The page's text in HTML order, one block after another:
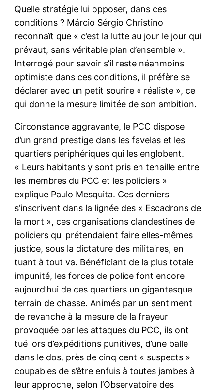
Quelle stratégie lui opposer, dans ces
conditions ? Márcio Sérgio Christino
reconnaît que « c’est la lutte au jour le jour qui
prévaut, sans véritable plan d’ensemble ».
Interrogé pour savoir s’il reste néanmoins
optimiste dans ces conditions, il préfère se
déclarer avec un petit sourire « réaliste », ce
qui donne la mesure limitée de son ambition.
Circonstance aggravante, le PCC dispose
d’un grand prestige dans les favelas et les
quartiers périphériques qui les englobent.
« Leurs habitants y sont pris en tenaille entre
les membres du PCC et les policiers »
explique Paulo Mesquita. Ces derniers
s’inscrivent dans la lignée des « Escadrons de
la mort », ces organisations clandestines de
policiers qui prétendaient faire elles-mêmes
justice, sous la dictature des militaires, en
tuant à tout va. Bénéficiant de la plus totale
impunité, les forces de police font encore
aujourd’hui de ces quartiers un gigantesque
terrain de chasse. Animés par un sentiment
de revanche à la mesure de la frayeur
provoquée par les attaques du PCC, ils ont
tué lors d’expéditions punitives, d’une balle
dans le dos, près de cinq cent « suspects »
coupables de s’être enfuis à toutes jambes à
leur approche, selon l’Observatoire des